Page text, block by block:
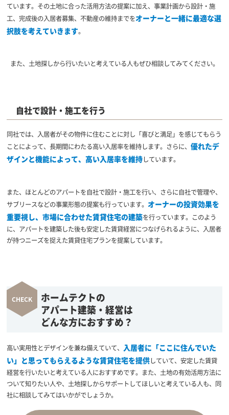
ています。その土地に合った活用方法の提案に加え、事業計画から設計・施
工、完成後の入居者募集、不動産の維持までをオーナーと一緒に最適な選
択肢を考えていきます。
また、土地探しから行いたいと考えている人もぜひ相談してみてください。
自社で設計・施工を行う
同社では、入居者がその物件に住むことに対し「喜びと満足」を感じてもらう
ことによって、長期間にわたる高い入居率を維持します。さらに、優れたデ
ザインと機能によって、高い入居率を維持しています。
また、ほとんどのアパートを自社で設計・施工を行い、さらに自社で管理や、
サブリースなどの事業形態の提案も行っています。オーナーの投資効果を
重要視し、市場に合わせた賃貸住宅の建築を行っています。このよう
に、アパートを建築した後も安定した賃貸経営につなげられるように、入居者
が持つニーズを捉えた賃貸住宅プランを提案しています。
ホームテクトの
アパート建築・経営は
どんな方におすすめ？
高い実用性とデザインを兼ね備えていて、 入居者に「ここに住んでいた
い」と思ってもらえるような賃貸住宅を提供していて、安定した賃貸
経営を行いたいと考えている人におすすめです。また、土地の有効活用方法に
ついて知りたい人や、土地探しからサポートしてほしいと考えている人も、同
社に相談してみてはいかがでしょうか。